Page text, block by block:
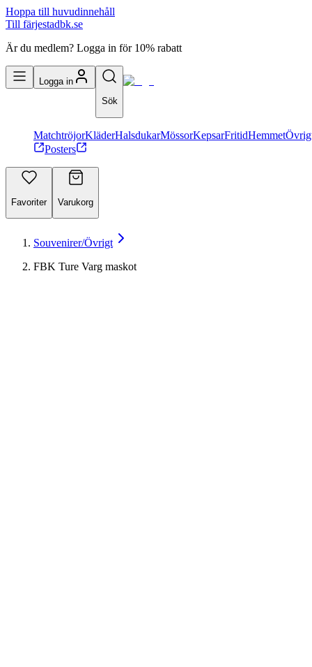
Hoppa till huvudinnehåll
Till färjestadbk.se
Är du medlem? Logga in för 10% rabatt
Logga in
Sök
MatchtröjorKläderHalsdukarMössorKepsarFritidHemmet
Posters
Favoriter Varukorg
Souvenirer/Övrigt
FBK Ture Varg maskot